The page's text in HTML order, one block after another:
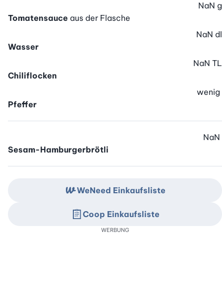
Tomatensauce aus der Flasche
NaN g
Wasser
NaN dl
Chiliflocken
NaN TL
Pfeffer
wenig
Sesam-Hamburgerbrötli
NaN
WeNeed Einkaufsliste
Coop Einkaufsliste
WERBUNG